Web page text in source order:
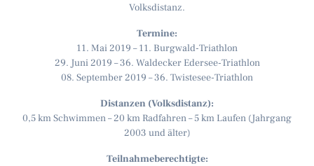
Volksdistanz.
Termine:
11. Mai 2019 – 11. Burgwald-Triathlon
29. Juni 2019 – 36. Waldecker Edersee-Triathlon
08. September 2019 – 36. Twistesee-Triathlon
Distanzen (Volksdistanz):
0,5 km Schwimmen – 20 km Radfahren – 5 km Laufen (Jahrgang
2003 und älter)
Teilnahmeberechtigte: